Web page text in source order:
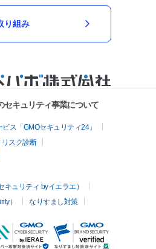
り組み
セキュリティ事業について
ス「GMOセキュリティ24」
スク診断
ュリティ byイエラエ）
）
なりすまし対策